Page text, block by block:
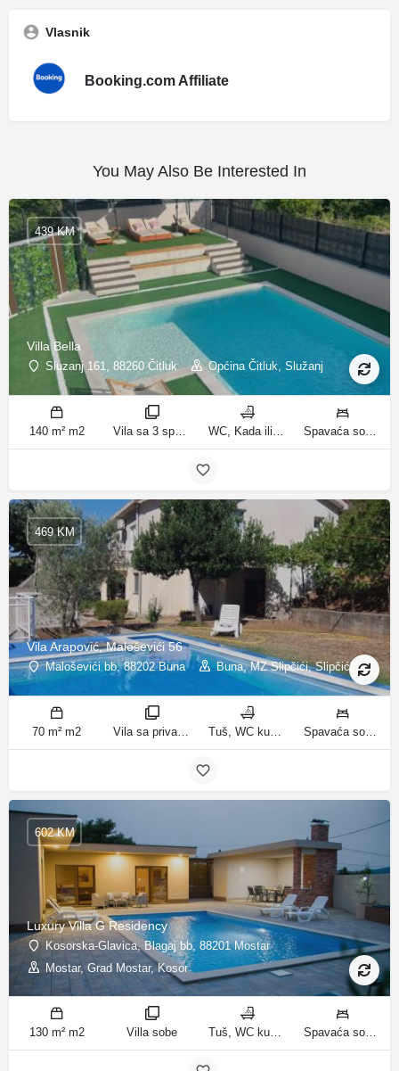
Vlasnik
Booking.com Affiliate
You May Also Be Interested In
Villa Bella
Sluzanj 161, 88260 Čitluk Općina Čitluk, Služanj
439 KM
140 m² m2 Vila sa 3 spavaće sobe sobe WC, Kada ili tuš kupatila Spavaća soba 1: 1 bračni krevet | Spavaća soba 2: 2 kreveta za jednu osobu | Spavaća soba 3: 2 kreveta za jednu osobu | Dnevni boravak: 1 kauč na razvlačenje ležaja
Vila Arapović, Maloševići 56
Maloševići bb, 88202 Buna Buna, MZ Slipčići, Slipčići
469 KM
70 m² m2 Vila sa privatnim bazenom sobe Tuš, WC kupatila Spavaća soba 1: 3 odvojena kreveta | Spavaća soba 2: 3 kreveta za jednu osobu | Dnevni boravak: 1 kauč na razvlačenje ležaja
Luxury Villa G Residency
Kosorska-Glavica, Blagaj bb, 88201 Mostar
Mostar, Grad Mostar, Kosor
602 KM
130 m² m2 Villa sobe Tuš, WC kupatila Spavaća soba 1: 1 bračni krevet | Spavaća soba 2: 2 kreveta za jednu osobu | Spavaća soba 3: 1 bračni krevet | Spavaća soba 4: 2 kreveta za jednu osobu | Dnevni boravak: 1 kauč na razvlačenje ležaja